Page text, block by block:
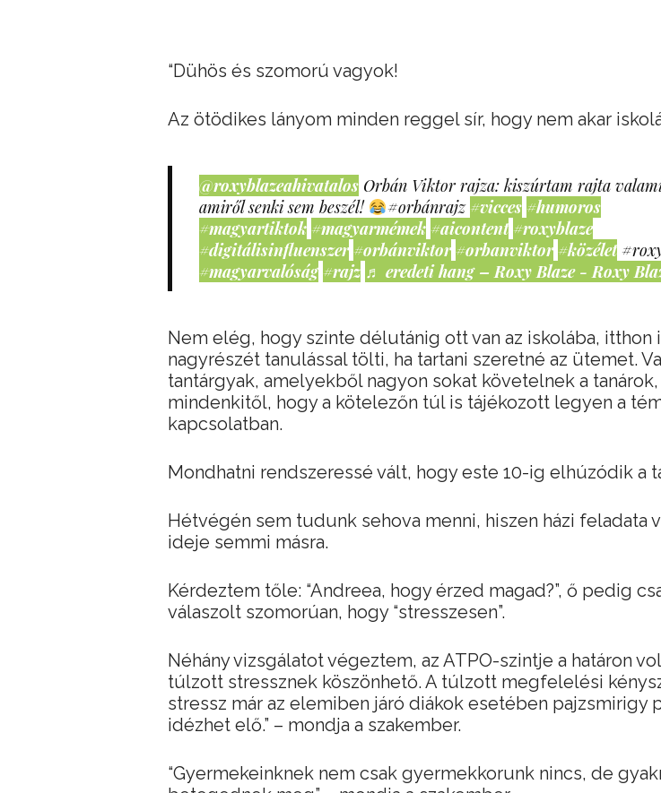
“Dühös és szomorú vagyok!
Az ötödikes lányom minden reggel sír, hogy nem akar
@roxyblazeahivatalos Orbán Viktor rajza: kiszúrtam rajta
amiről senki sem beszél!
#orbánrajz #vicces #humoros
#magyartiktok #magyarmémek #aicontent #roxyblaze
#digitálisinfluenszer #orbánviktor #orbanviktor #közélet
#magyarvalóság #rajz ♬ eredeti hang – Roxy Blaze - Roxy
Nem elég, hogy szinte délutánig ott van az iskolába, itthon
nagyrészét tanulással tölti, ha tartani szeretné az ütemet.
tantárgyak, amelyekből nagyon sokat követelnek a
mindenkitől, hogy a kötelezőn túl is tájékozott legyen a
kapcsolatban.
Mondhatni rendszeressé vált, hogy este 10-ig elhúzódik a
Hétvégén sem tudunk sehova menni, hiszen házi feladata
ideje semmi másra.
Kérdeztem tőle: “Andreea, hogy érzed magad?”, ő pedig
válaszolt szomorúan, hogy “stresszesen”.
Néhány vizsgálatot végeztem, az ATPO-szintje a határon
túlzott stressznek köszönhető. A túlzott megfelelési
stressz már az elemiben járó diákok esetében pajzsmirigy
idézhet elő.” – mondja a szakember.
“Gyermekeinknek nem csak gyermekkorunk nincs, de